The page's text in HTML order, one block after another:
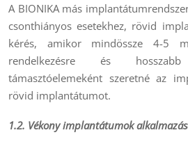
A BIONIKA más
csonthiányos esetekhez, rövid
kérés, amikor mindössze 4-5
rendelkezésre és
támasztóelemeként szeretné az
rövid implantátumot.
1.2. Vékony implantátumok